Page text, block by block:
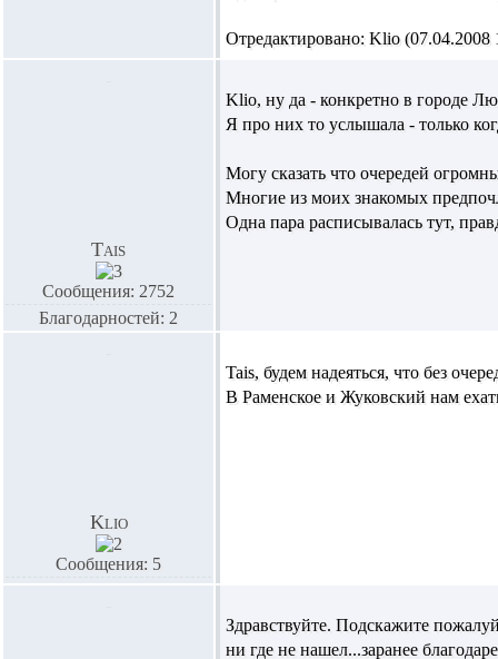
Отредактировано: Klio (07.04.2008
Tais
Сообщения: 2752
Благодарностей: 2
Klio, ну да - конкретно в городе
Я про них то услышала - только
Могу сказать что очередей
Многие из моих знакомых
Одна пара расписывалась тут,
Klio
Сообщения: 5
Tais, будем надеяться, что без
В Раменское и Жуковский нам
Здравствуйте. Подскажите
ни где не нашел...заранее